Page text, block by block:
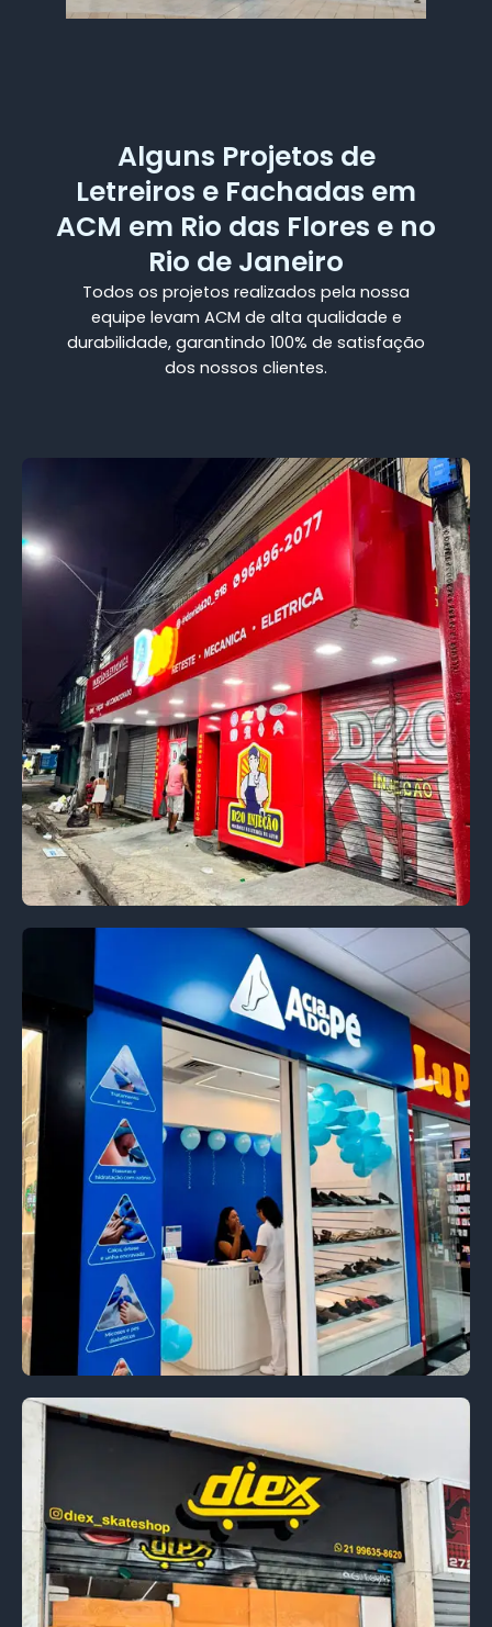
Alguns Projetos de
Letreiros e Fachadas em
ACM em Rio das Flores e no
Rio de Janeiro
Todos os projetos realizados pela nossa
equipe levam ACM de alta qualidade e
durabilidade, garantindo 100% de satisfação
dos nossos clientes.